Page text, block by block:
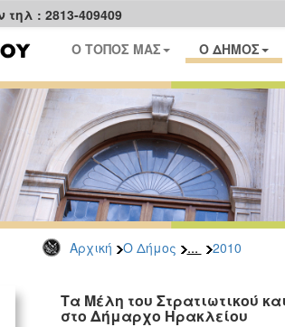
: 2813-409409
Ο ΤΟΠΟΣ ΜΑΣ Ο ΔΗΜΟΣ
Αρχική Ο Δήμος ... 2010
Τα Μέλη του Στρατιωτικού
στο Δήμαρχο Ηρακλείου